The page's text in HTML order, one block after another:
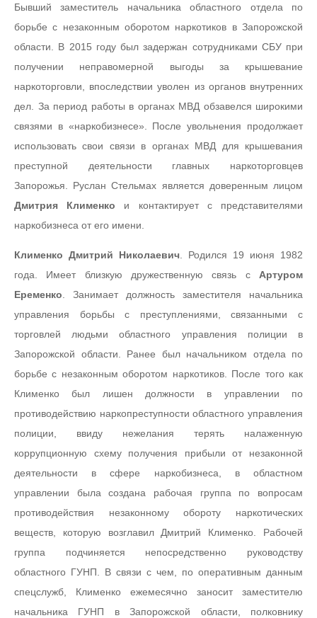
Бывший заместитель начальника областного отдела по
борьбе с незаконным оборотом наркотиков в Запорожской
области. В 2015 году был задержан сотрудниками СБУ при
получении неправомерной выгоды за крышевание
наркоторговли, впоследствии уволен из органов внутренних
дел. За период работы в органах МВД обзавелся широкими
связями в «наркобизнесе». После увольнения продолжает
использовать свои связи в органах МВД для крышевания
преступной деятельности главных наркоторговцев
Запорожья. Руслан Стельмах является доверенным лицом
Дмитрия Клименко и контактирует с представителями
наркобизнеса от его имени.
Клименко Дмитрий Николаевич . Родился 19 июня 1982
года. Имеет близкую дружественную связь с Артуром
Еременко . Занимает должность заместителя начальника
управления борьбы с преступлениями, связанными с
торговлей людьми областного управления полиции в
Запорожской области. Ранее был начальником отдела по
борьбе с незаконным оборотом наркотиков. После того как
Клименко был лишен должности в управлении по
противодействию наркопреступности областного управления
полиции, ввиду нежелания терять налаженную
коррупционную схему получения прибыли от незаконной
деятельности в сфере наркобизнеса, в областном
управлении была создана рабочая группа по вопросам
противодействия незаконному обороту наркотических
веществ, которую возглавил Дмитрий Клименко. Рабочей
группа подчиняется непосредственно руководству
областного ГУНП. В связи с чем, по оперативным данным
спецслужб, Клименко ежемесячно заносит заместителю
начальника ГУНП в Запорожской области, полковнику